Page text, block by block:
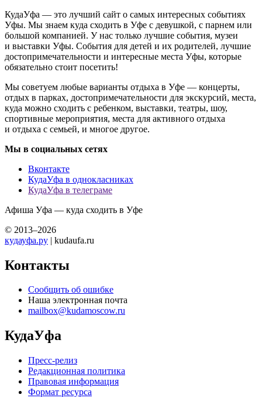
КудаУфа — это лучший сайт о самых интересных событиях
Уфы. Мы знаем куда сходить в Уфе с девушкой, с парнем или
большой компанией. У нас только лучшие события, музеи
и выставки Уфы. События для детей и их родителей, лучшие
достопримечательности и интересные места Уфы, которые
обязательно стоит посетить!
Мы советуем любые варианты отдыха в Уфе — концерты,
отдых в парках, достопримечательности для экскурсий, места,
куда можно сходить с ребенком, выставки, театры, шоу,
спортивные мероприятия, места для активного отдыха
и отдыха с семьей, и многое другое.
Мы в социальных сетях
Вконтакте
КудаУфа в однокласниках
КудаУфа в телеграме
Афиша Уфа — куда сходить в Уфе
© 2013–2026
кудауфа.ру | kudaufa.ru
Контакты
Сообщить об ошибке
Наша электронная почта
mailbox@kudamoscow.ru
КудаУфа
Пресс-релиз
Редакционная политика
Правовая информация
Формат ресурса